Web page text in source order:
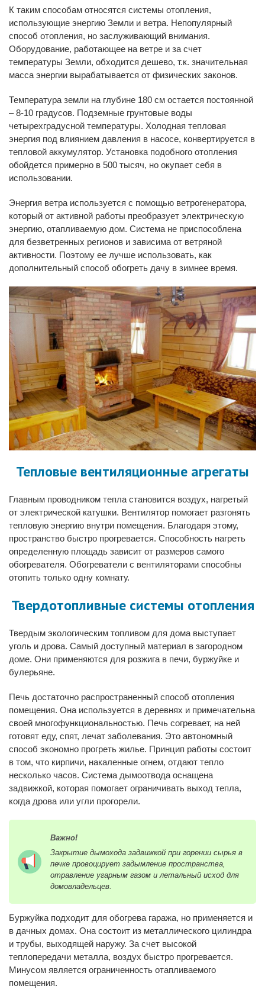
К таким способам относятся системы отопления,
использующие энергию Земли и ветра. Непопулярный
способ отопления, но заслуживающий внимания.
Оборудование, работающее на ветре и за счет
температуры Земли, обходится дешево, т.к. значительная
масса энергии вырабатывается от физических законов.
Температура земли на глубине 180 см остается постоянной
– 8-10 градусов. Подземные грунтовые воды
четырехградусной температуры. Холодная тепловая
энергия под влиянием давления в насосе, конвертируется в
тепловой аккумулятор. Установка подобного отопления
обойдется примерно в 500 тысяч, но окупает себя в
использовании.
Энергия ветра используется с помощью ветрогенератора,
который от активной работы преобразует электрическую
энергию, отапливаемую дом. Система не приспособлена
для безветренных регионов и зависима от ветряной
активности. Поэтому ее лучше использовать, как
дополнительный способ обогреть дачу в зимнее время.
Тепловые вентиляционные агрегаты
Главным проводником тепла становится воздух, нагретый
от электрической катушки. Вентилятор помогает разгонять
тепловую энергию внутри помещения. Благодаря этому,
пространство быстро прогревается. Способность нагреть
определенную площадь зависит от размеров самого
обогревателя. Обогреватели с вентиляторами способны
отопить только одну комнату.
Твердотопливные системы отопления
Твердым экологическим топливом для дома выступает
уголь и дрова. Самый доступный материал в загородном
доме. Они применяются для розжига в печи, буржуйке и
булерьяне.
Печь достаточно распространенный способ отопления
помещения. Она используется в деревнях и примечательна
своей многофункциональностью. Печь согревает, на ней
готовят еду, спят, лечат заболевания. Это автономный
способ экономно прогреть жилье. Принцип работы состоит
в том, что кирпичи, накаленные огнем, отдают тепло
несколько часов. Система дымоотвода оснащена
задвижкой, которая помогает ограничивать выход тепла,
когда дрова или угли прогорели.
Важно!
Закрытие дымохода задвижкой при горении сырья в
печке провоцирует задымление пространства,
отравление угарным газом и летальный исход для
домовладельцев.
Буржуйка подходит для обогрева гаража, но применяется и
в дачных домах. Она состоит из металлического цилиндра
и трубы, выходящей наружу. За счет высокой
теплопередачи металла, воздух быстро прогревается.
Минусом является ограниченность отапливаемого
помещения.